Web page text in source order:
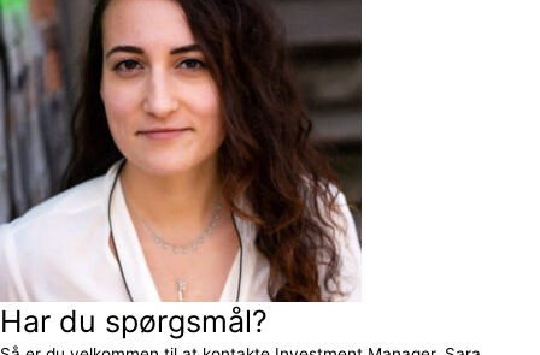
Har du spørgsmål?